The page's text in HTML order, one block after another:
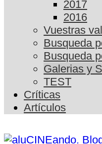
2017
2016
Vuestras
Busqueda
Busqueda
Galerias y
TEST
Críticas
Artículos